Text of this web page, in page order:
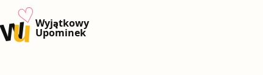
u♡Wyjątkowy
Upominek